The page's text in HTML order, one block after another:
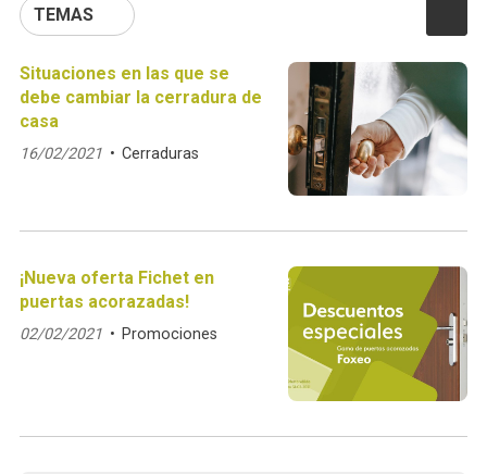
TEMAS
Situaciones en las que se
debe cambiar la cerradura de
casa
16/02/2021 Cerraduras
¡Nueva oferta Fichet en
puertas acorazadas!
02/02/2021 Promociones